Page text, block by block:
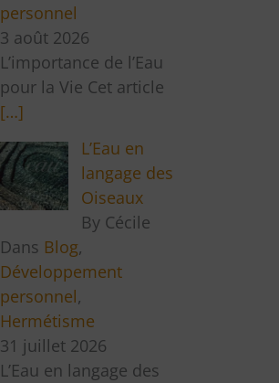
personnel
3 août 2026
L’importance de l’Eau
pour la Vie Cet article
[…]
L’Eau en
langage des
Oiseaux
By Cécile
Dans Blog,
Développement
personnel,
Hermétisme
31 juillet 2026
L’Eau en langage des